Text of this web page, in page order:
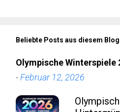
Beliebte Posts aus diesem Blog
Olympische Winterspiele
-Februar 12, 2026